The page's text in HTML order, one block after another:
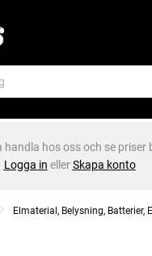
handla hos oss och se priser
Logga in ellerSkapa konto
Elmaterial, Belysning, Batterier,